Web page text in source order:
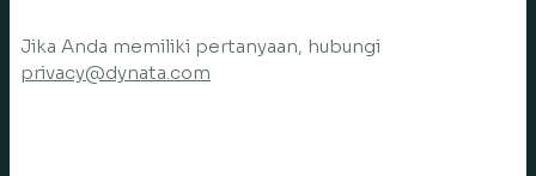
Jika Anda memiliki pertanyaan, hubungi
privacy@dynata.com